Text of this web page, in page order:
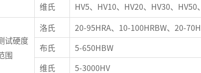
维氏
HV5、HV10、HV20、HV30、HV50
试硬度
围
洛氏
20-95HRA、10-100HRBW、20-
布氏
5-650HBW
维氏
5-3000HV